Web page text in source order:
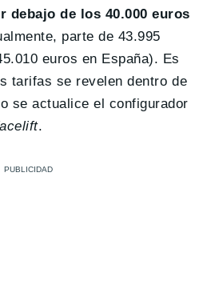
debajo de los 40.000 euros
parte de 43.995
euros en España). Es
tarifas se revelen dentro de
se actualice el configurador
.